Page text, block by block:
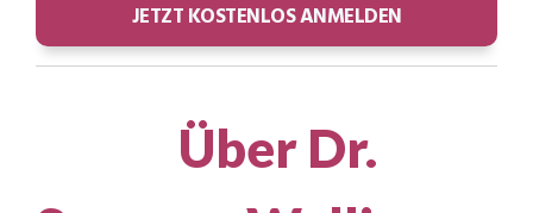
JETZT KOSTENLOS ANMELDEN
Über Dr.